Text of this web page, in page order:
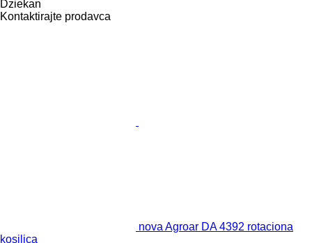
Dziekan
Kontaktirajte prodavca
nova Agroar DA 4392 rotaciona
kosilica